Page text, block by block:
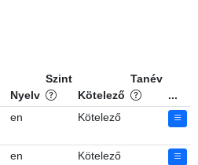
Nyelv
Szint
Kötelező
Tanév
...
en Kötelező
en Kötelező